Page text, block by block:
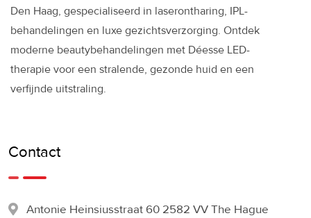
Den Haag, gespecialiseerd in laserontharing, IPL-
behandelingen en luxe gezichtsverzorging. Ontdek
moderne beautybehandelingen met Déesse LED-
therapie voor een stralende, gezonde huid en een
verfijnde uitstraling.
Contact
Antonie Heinsiusstraat 60 2582 VV The Hague